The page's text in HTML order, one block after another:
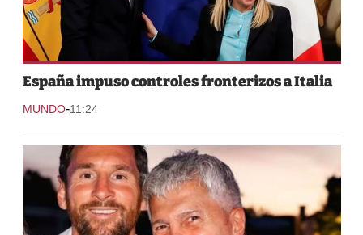
España impuso controles fronterizos a Italia
MUNDO-11:24